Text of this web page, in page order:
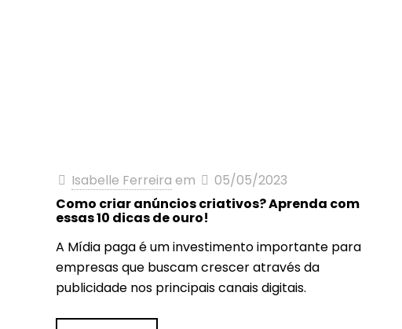
Isabelle Ferreira em
05/05/2023
Como criar anúncios criativos? Aprenda com
essas 10 dicas de ouro!
A Mídia paga é um investimento importante para
empresas que buscam crescer através da
publicidade nos principais canais digitais.